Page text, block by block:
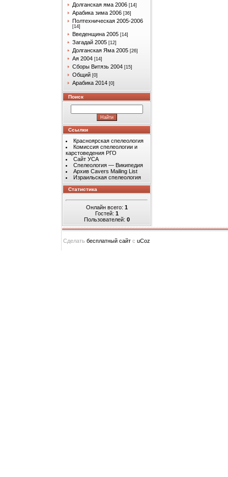
Долганская яма 2006 [14]
Арабика зима 2006 [36]
Полтехническая 2005-2006
[14]
Введенщина 2005 [14]
Загадай 2005 [12]
Долганская Яма 2005 [26]
Ая 2004 [14]
Сборы Витязь 2004 [15]
Общий [0]
Арабика 2014 [0]
Поиск
Ссылки
Красноярская спелеология
Комиссия спелеологии и
карстоведения РГО
Сайт УСА
Спелеология — Википедия
Архив Cavers Mailing List
Израильская спелеология
Статистика
Онлайн всего: 1
Гостей: 1
Пользователей: 0
Сделать бесплатный сайт с uCoz